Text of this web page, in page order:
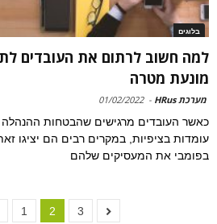
בלוגים
למה חשוב לרתום את העובדים
מונעת מטרה
מערכת HRus -
01/02/2022
כאשר העובדים מרגישים שהבטחות ההנהלה
עומדות בציפיות, במקרים רבים הם יציגו
בפומבי את המעסיקים שלהם
1 2 3